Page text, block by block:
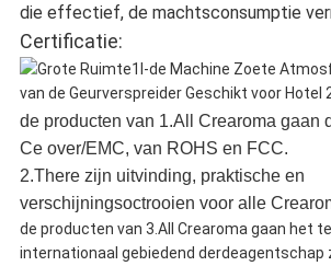
die effectief, de machtsconsumptie
Certificatie:
de producten van 1.All Crearoma gaan
Ce over/EMC, van ROHS en FCC.
2.There zijn uitvinding, praktische en
verschijningsoctrooien voor alle
de producten van 3.All Crearoma gaan het
internationaal gebiedend derdeagentschap